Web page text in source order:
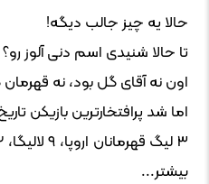
حالا یه چیز جالب دیگه!
تا حالا شنیدی اسم دنی آلوز رو؟
اون نه آقای گل بود، نه
اما شد پرافتخارترین بازیکن تاریخ فوتبال
بیشتر...